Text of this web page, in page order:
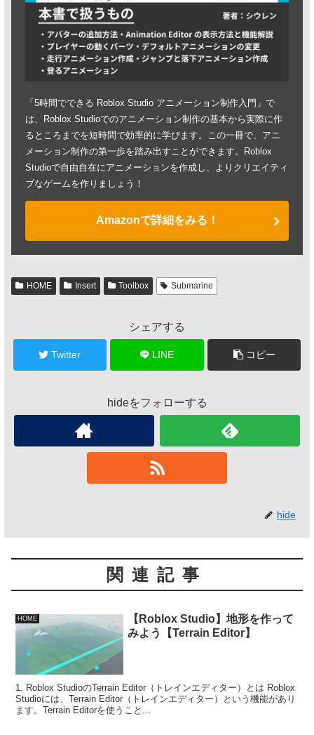
「5時間でできる Roblox Studio アニメーション制作入門」で
は、Roblox Studioでのアニメーション制作の基本から実際に作
るところまでを短時間で効率的に学びます。この一冊で、アニ
メーション制作の第一歩を踏み出すことができます。Roblox
Studioで自由自在にアニメーションを作成し、よりクリエイティ
ブなゲームを作りましょう！
Amazonで詳細をみる！
HOME Insert Toolbox Submarine
シェアする
Twitter LINE コピー
hideをフォローする
hide
関連記事
HOME
【Roblox Studio】地形を作って
みよう【Terrain Editor】
1. Roblox StudioのTerrain Editor（トレインエディター）とは Roblox
Studioには、Terrain Editor（トレインエディター）という機能があり
ます。Terrain Editorを使うこと...